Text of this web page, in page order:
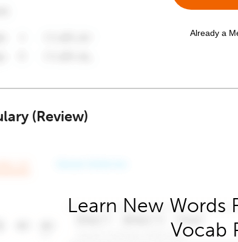
Already a
(Review)
Learn New Words
Vocab